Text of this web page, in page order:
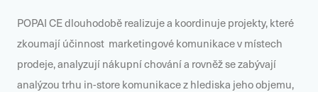
POPAI CE dlouhodobě realizuje a koordinuje projekty, které
zkoumají účinnost marketingové komunikace v místech
prodeje, analyzují nákupní chování a rovněž se zabývají
analýzou trhu in-store komunikace z hlediska jeho objemu,